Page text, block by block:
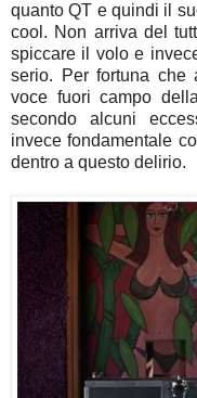
quanto QT e quindi il
cool. Non arriva del
spiccare il volo e
serio. Per fortuna che
voce fuori campo
secondo alcuni
invece fondamentale
dentro a questo delirio.